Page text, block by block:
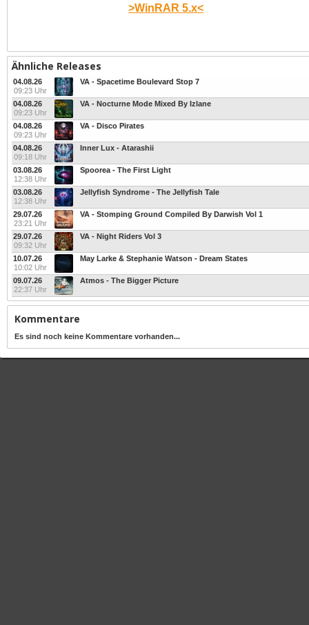
>WinRAR 5.x<
Ähnliche Releases
04.08.26
09:23 Uhr
VA - Spacetime Boulevard Stop 7
04.08.26
09:23 Uhr
VA - Nocturne Mode Mixed By Izlane
04.08.26
09:23 Uhr
VA - Disco Pirates
04.08.26
09:18 Uhr
Inner Lux - Atarashii
03.08.26
12:38 Uhr
Spoorea - The First Light
03.08.26
12:38 Uhr
Jellyfish Syndrome - The Jellyfish Tale
29.07.26
23:21 Uhr
VA - Stomping Ground Compiled By Darwish Vol 1
29.07.26
09:32 Uhr
VA - Night Riders Vol 3
10.07.26
10:02 Uhr
May Larke & Stephanie Watson - Dream States
09.07.26
22:37 Uhr
Atmos - The Bigger Picture
Kommentare
Es sind noch keine Kommentare vorhanden...